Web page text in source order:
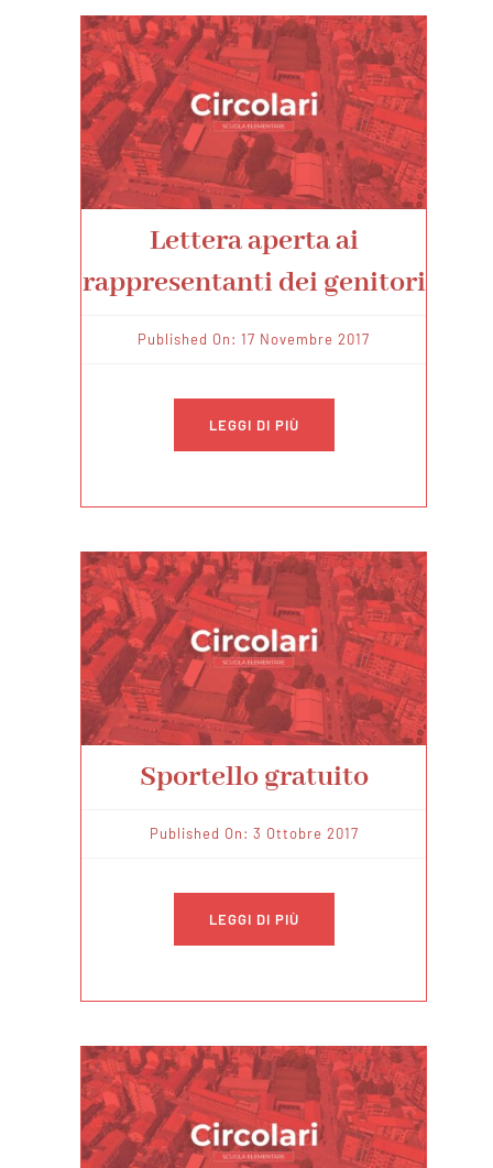
Lettera aperta ai
rappresentanti dei genitori
Published On: 17 Novembre 2017
LEGGI DI PIÙ
Sportello gratuito
Published On: 3 Ottobre 2017
LEGGI DI PIÙ